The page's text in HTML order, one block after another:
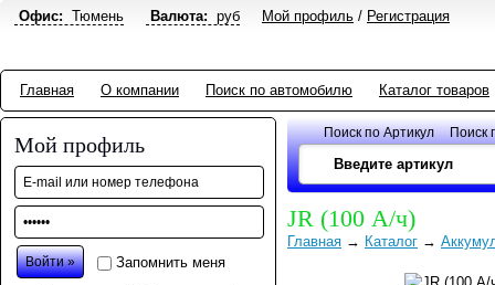
Офис: Тюмень Валюта: руб Мой профиль / Регистрация
Главная О компании Поиск по автомобилю Каталог товаров
Мой профиль
Запомнить меня
Поиск по Артикул Поиск
JR (100 А/ч)
Главная → Каталог →